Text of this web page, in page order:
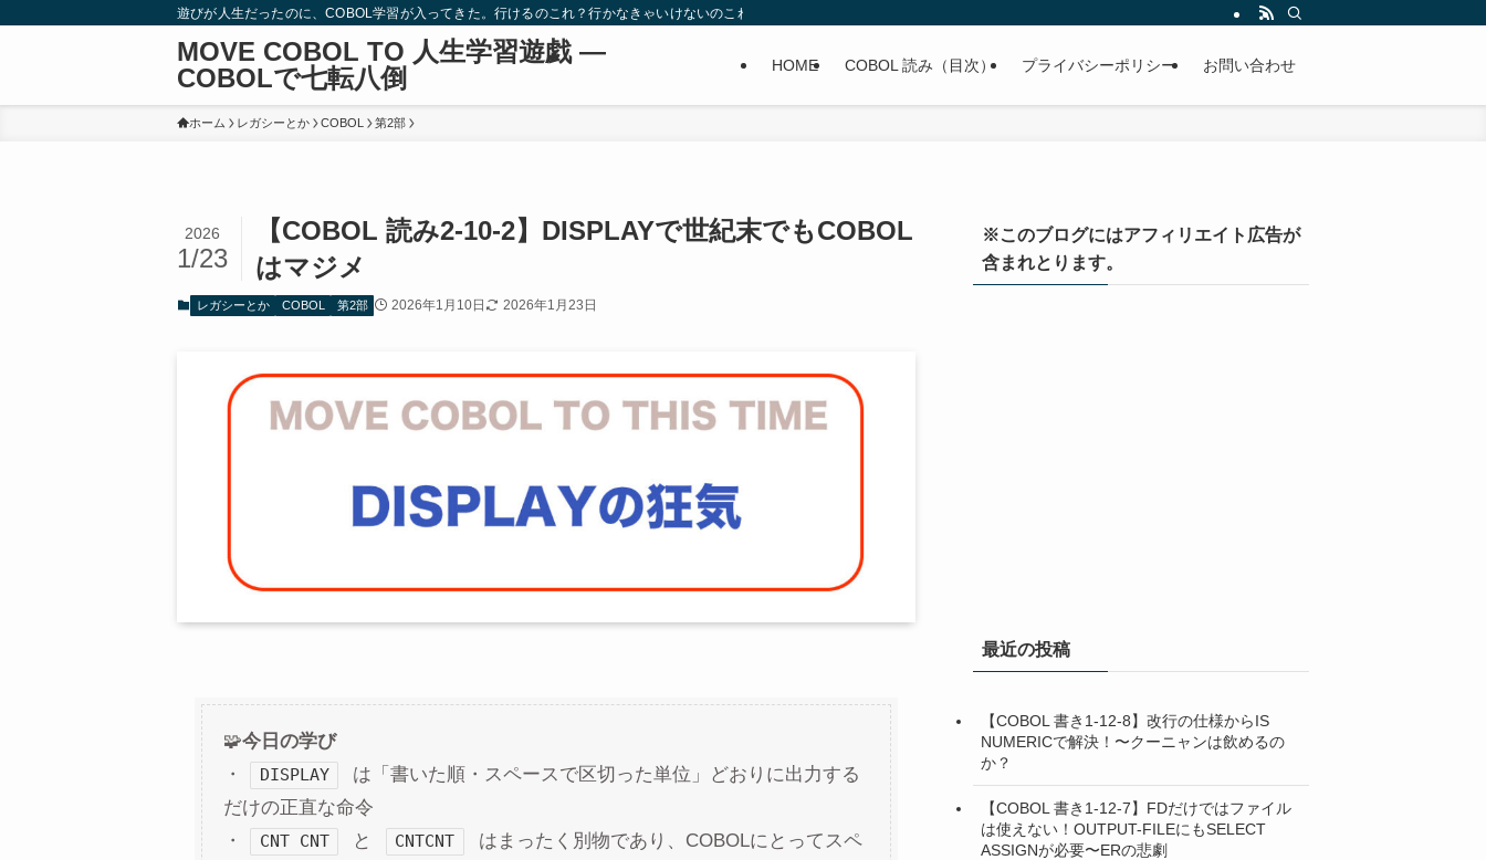
遊びが人生だったのに、COBOL学習が入ってきた。行けるのこれ？行かなきゃいけないのこれ？
MOVE COBOL TO 人生学習遊戯 ―
COBOLで七転八倒
HOME COBOL 読み（目次） プライバシーポリシー お問い合わせ
ホーム レガシーとか COBOL 第2部
【COBOL 読み2-10-2】DISPLAYで世紀末でもCOBOL
はマジメ
2026
1/23
レガシーとか COBOL 第2部 2026年1月10日 2026年1月23日
🧩今日の学び
・
DISPLAY
は「書いた順・スペースで区切った単位」どおりに出力する
だけの正直な命令
・
CNT CNT と CNTCNT
はまったく別物であり、COBOLにとってスペ
※このブログにはアフィリエイト広告が
含まれとります。
最近の投稿
【COBOL 書き1-12-8】改行の仕様からIS
NUMERICで解決！〜クーニャンは飲めるの
か？
【COBOL 書き1-12-7】FDだけではファイル
は使えない！OUTPUT-FILEにもSELECT
ASSIGNが必要〜ERの悲劇